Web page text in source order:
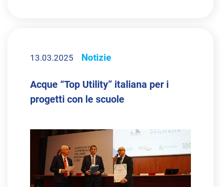
13.03.2025 Notizie
Acque “Top Utility” italiana per i
progetti con le scuole